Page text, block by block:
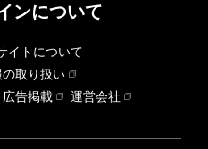
ンについて
イトについて
取り扱い
広告掲載
運営会社